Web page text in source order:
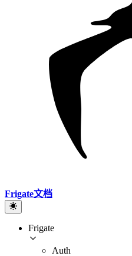
Frigate文档
Frigate
Auth